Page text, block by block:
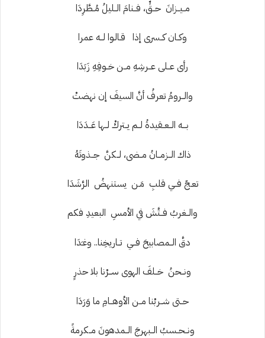
مــيــزانَ حــقٍّ، فــنامَ الــليلُ مُــطَّرِدَا
وكــان كــسرى إذا قـالـوا لــه عمرا
رأى عــلى عــرشِهِ مــن خــوفِهِ زَبَدَا
والــرومُ تعرفُ أنَّ السيفَ إن نهضتْ
بـــه الــعــقيدةُ لــم يــتركْ لــها عَــدَدَا
ذاك الــزمــانُ مــضى، لــكنَّ جــذوتَهُ
تعـجّ فــي قلبِ مَـن يستنهضُ الرَّشَدَا
والــغربُ فــتَّشَ في الأمسِ البعيدِ فكم
دقَّ الــمصابيحَ فــي تــاريخِنا.. وغـَدَا
ونــحنُ خــلفَ الهوى ســرْنا بلا حذرٍ
حــتى شــربْنا مــن الأوهــامِ ما وَرَدَا
ونــحــسبُ الــبهرجَ الــمدهونَ مــكرمةً